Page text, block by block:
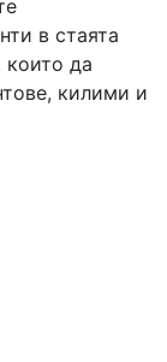
в стаята
които да
килими и